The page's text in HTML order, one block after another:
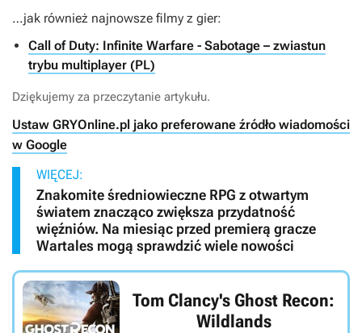
…jak również najnowsze filmy z gier:
Call of Duty: Infinite Warfare - Sabotage – zwiastun
trybu multiplayer (PL)
Dziękujemy za przeczytanie artykułu.
Ustaw GRYOnline.pl jako preferowane źródło wiadomości
w Google
WIĘCEJ:
Znakomite średniowieczne RPG z otwartym
światem znacząco zwiększa przydatność
więźniów. Na miesiąc przed premierą gracze
Wartales mogą sprawdzić wiele nowości
Tom Clancy's Ghost Recon:
Wildlands